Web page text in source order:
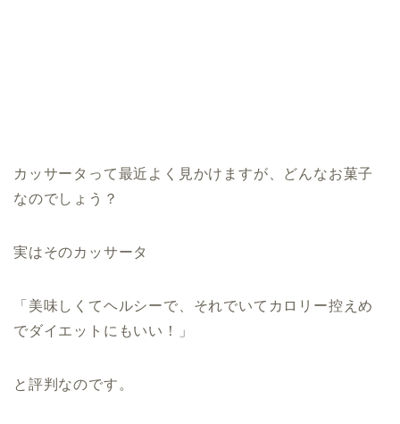
カッサータって最近よく見かけますが、どんなお菓子
なのでしょう？
実はそのカッサータ
「美味しくてヘルシーで、それでいてカロリー控えめ
でダイエットにもいい！」
と評判なのです。